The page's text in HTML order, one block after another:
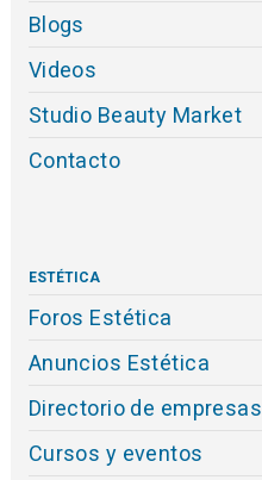
Blogs
Videos
Studio Beauty Market
Contacto
ESTÉTICA
Foros Estética
Anuncios Estética
Directorio de empresas
Cursos y eventos